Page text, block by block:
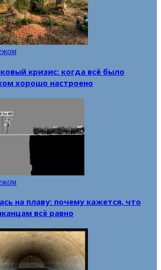
кризис: когда всё было
хорошо настроено
на плаву: почему кажется, что
всё равно